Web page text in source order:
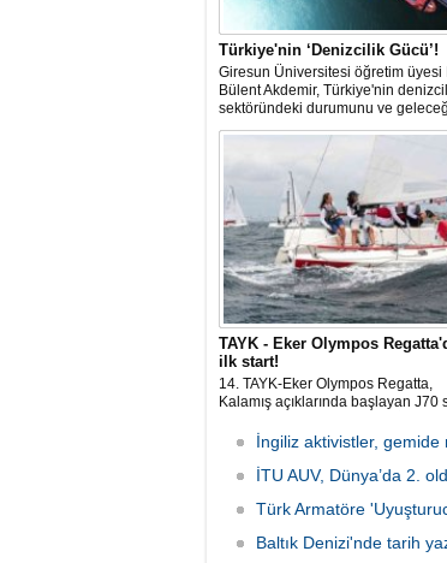
Türkiye'nin ‘Denizcilik Gücü’!
Giresun Üniversitesi öğretim üyesi
Bülent Akdemir, Türkiye'nin
sektöründeki durumunu ve
değerlendirdi.
TAYK - Eker Olympos
ilk start!
14. TAYK-Eker Olympos Regatta,
Kalamış açıklarında başlayan J70
gün boyunca yelken coşkusuyla
buluşturacak organizasyonun ilk
gününde 9 tekne rüzgârla buluştu.
İngiliz aktivistler, gemide
İTU AUV, Dünya’da 2.
Türk Armatöre
Baltık Denizi'nde tarih